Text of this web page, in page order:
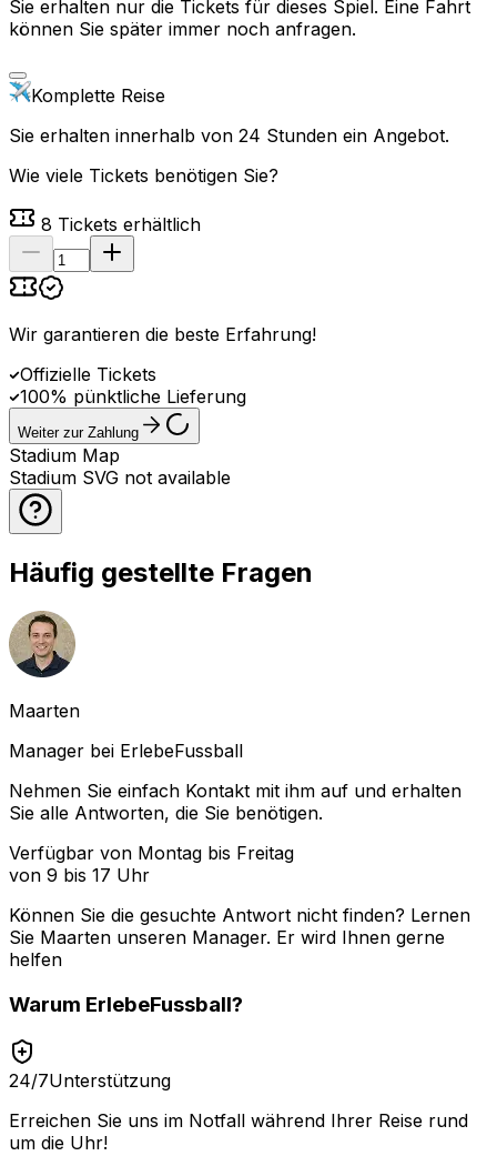
Sie erhalten nur die Tickets für dieses Spiel. Eine Fahrt
können Sie später immer noch anfragen.
Komplette Reise
Sie erhalten innerhalb von 24 Stunden ein Angebot.
Wie viele Tickets benötigen Sie?
8 Tickets erhältlich
Wir garantieren die beste Erfahrung!
Offizielle Tickets
100% pünktliche Lieferung
Weiter zur Zahlung
Stadium Map
Stadium SVG not available
Häufig gestellte Fragen
Maarten
Manager bei ErlebeFussball
Nehmen Sie einfach Kontakt mit ihm auf und erhalten
Sie alle Antworten, die Sie benötigen.
Verfügbar von Montag bis Freitag
von 9 bis 17 Uhr
Können Sie die gesuchte Antwort nicht finden? Lernen
Sie Maarten unseren Manager. Er wird Ihnen gerne
helfen
Warum ErlebeFussball?
24/7Unterstützung
Erreichen Sie uns im Notfall während Ihrer Reise rund
um die Uhr!